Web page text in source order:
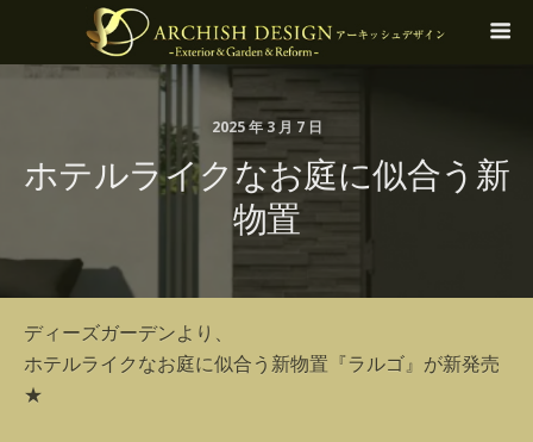
2025 年 3 月 7 日
ホテルライクなお庭に似合う新
物置
ディーズガーデンより、
ホテルライクなお庭に似合う新物置『ラルゴ』が新発売
★